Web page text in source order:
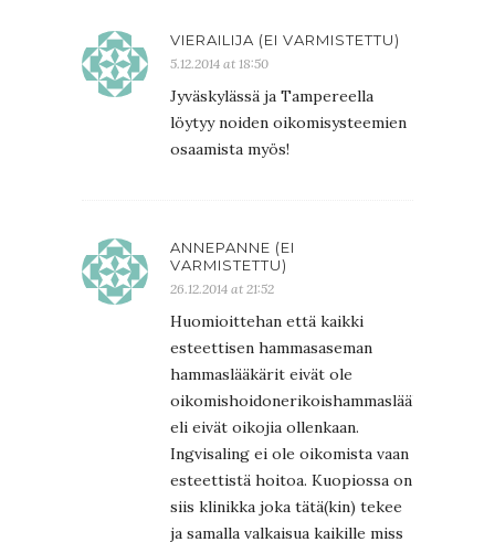
VIERAILIJA (EI VARMISTETTU)
5.12.2014 at 18:50
Jyväskylässä ja Tampereella
löytyy noiden oikomisysteemien
osaamista myös!
ANNEPANNE (EI
VARMISTETTU)
26.12.2014 at 21:52
Huomioittehan että kaikki
esteettisen hammasaseman
hammaslääkärit eivät ole
oikomishoidonerikoishammaslääkäreitä
eli eivät oikojia ollenkaan.
Ingvisaling ei ole oikomista vaan
esteettistä hoitoa. Kuopiossa on
siis klinikka joka tätä(kin) tekee
ja samalla valkaisua kaikille miss